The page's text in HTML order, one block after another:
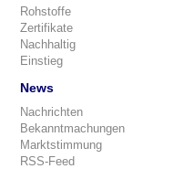
Rohstoffe
Zertifikate
Nachhaltig
Einstieg
News
Nachrichten
Bekanntmachungen
Marktstimmung
RSS-Feed